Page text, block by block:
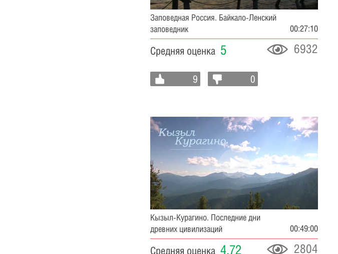
Заповедная Россия. Байкало-Ленский
заповедник
00:27:10
Средняя оценка 5 6932
9 0
Кызыл-Курагино. Последние дни
древних цивилизаций
00:49:00
Средняя оценка 4.72 2804